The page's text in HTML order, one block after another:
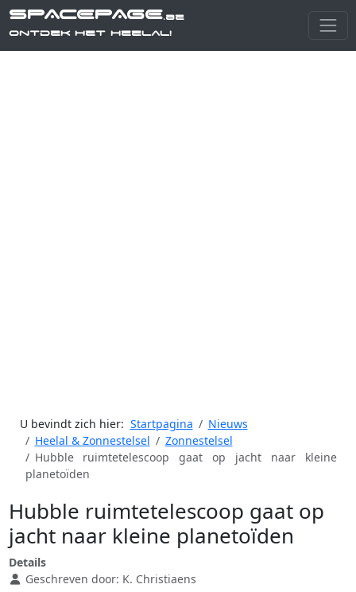
SPACEPAGE.be
Ontdek het heelal!
U bevindt zich hier: Startpagina
Nieuws
Heelal & Zonnestelsel
Zonnestelsel
Hubble ruimtetelescoop gaat op jacht naar kleine
planetoïden
Hubble ruimtetelescoop gaat op
jacht naar kleine planetoïden
Details
Geschreven door: K. Christiaens